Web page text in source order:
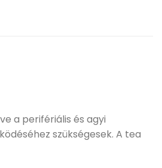
a perifériális és agyi
szükségesek. A tea